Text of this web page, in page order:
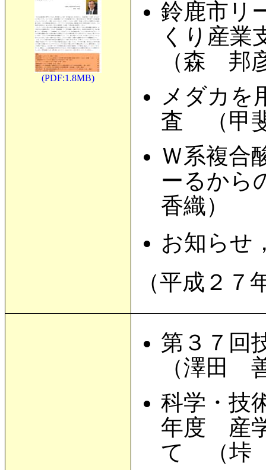
(PDF:1.8MB)
鈴鹿市リ
くり産
（森 邦
メダカを
査 （甲
Ｗ系複合
ーるか
香織）
お知らせ
（平成２
第３７回
（澤田
科学・技
年度 産
て （垰